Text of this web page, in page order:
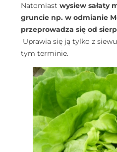
Natomiast wysiew sałaty
gruncie np. w odmianie
przeprowadza się od
Uprawia się ją tylko z
tym terminie.